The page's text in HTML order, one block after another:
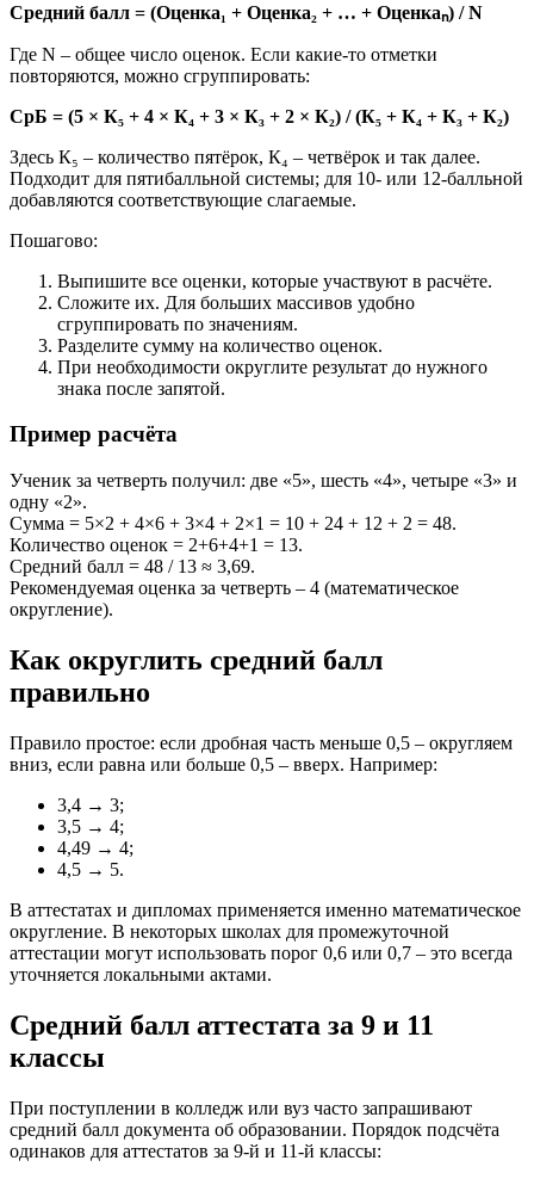
Средний балл = (Оценка₁ + Оценка₂ + … + Оценкаₙ) / N
Где N – общее число оценок. Если какие-то отметки
повторяются, можно сгруппировать:
СрБ = (5 × К₅ + 4 × К₄ + 3 × К₃ + 2 × К₂) / (К₅ + К₄ + К₃ + К₂)
Здесь К₅ – количество пятёрок, К₄ – четвёрок и так далее.
Подходит для пятибалльной системы; для 10- или 12-балльной
добавляются соответствующие слагаемые.
Пошагово:
Выпишите все оценки, которые участвуют в расчёте.
Сложите их. Для больших массивов удобно
сгруппировать по значениям.
Разделите сумму на количество оценок.
При необходимости округлите результат до нужного
знака после запятой.
Пример расчёта
Ученик за четверть получил: две «5», шесть «4», четыре «3» и
одну «2».
Сумма = 5×2 + 4×6 + 3×4 + 2×1 = 10 + 24 + 12 + 2 = 48.
Количество оценок = 2+6+4+1 = 13.
Средний балл = 48 / 13 ≈ 3,69.
Рекомендуемая оценка за четверть – 4 (математическое
округление).
Как округлить средний балл
правильно
Правило простое: если дробная часть меньше 0,5 – округляем
вниз, если равна или больше 0,5 – вверх. Например:
3,4 → 3;
3,5 → 4;
4,49 → 4;
4,5 → 5.
В аттестатах и дипломах применяется именно математическое
округление. В некоторых школах для промежуточной
аттестации могут использовать порог 0,6 или 0,7 – это всегда
уточняется локальными актами.
Средний балл аттестата за 9 и 11
классы
При поступлении в колледж или вуз часто запрашивают
средний балл документа об образовании. Порядок подсчёта
одинаков для аттестатов за 9-й и 11-й классы: